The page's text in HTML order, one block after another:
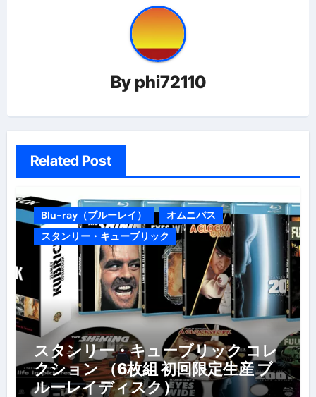
By phi72110
Related Post
Blu-ray（ブルーレイ）
オムニバス
スタンリー・キューブリック
スタンリー・キューブリック コレ
クション （6枚組 初回限定生産 ブ
ルーレイディスク）